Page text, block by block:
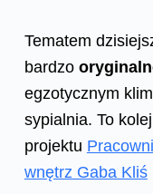
Tematem
bardzo
egzotycznym
sypialnia. To
projektu
wnętrz Gaba Kliś